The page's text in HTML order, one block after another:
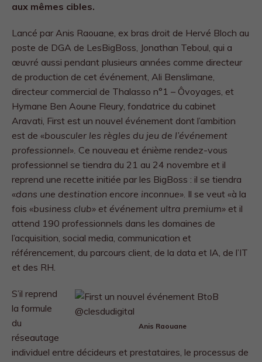
aux mêmes cibles.
Lancé par Anis Raouane, ex bras droit de Hervé Bloch au
poste de DGA de LesBigBoss, Jonathan Teboul, qui a
œuvré aussi pendant plusieurs années comme directeur
de production de cet événement, Ali Benslimane,
directeur commercial de Thalasso n°1 – Ôvoyages, et
Hymane Ben Aoune Fleury, fondatrice du cabinet
Aravati, First est un nouvel événement dont l’ambition
est de «bousculer les règles du jeu de l’événement
professionnel». Ce nouveau et énième rendez-vous
professionnel se tiendra du 21 au 24 novembre et il
reprend une recette initiée par les BigBoss : il se tiendra
«dans une destination encore inconnue». Il se veut «à la
fois «business club» et événement ultra premium» et il
attend 190 professionnels dans les domaines de
l’acquisition, social media, communication et
référencement, du parcours client, de la data et IA, de l’IT
et des RH.
Anis Raouane
S’il reprend
la formule
du
réseautage
individuel entre décideurs et prestataires, le processus de